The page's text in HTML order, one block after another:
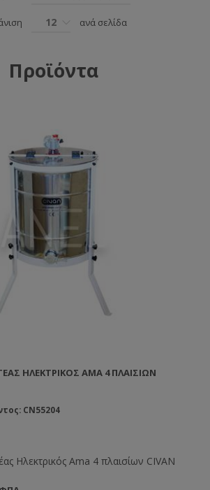
12 ανά σελίδα
Προϊόντα
ΗΛΕΚΤΡΙΚΌΣ AMA 4 ΠΛΑΙΣΊΩΝ
CN55204
Ηλεκτρικός Ama 4 πλαισίων CIVAN